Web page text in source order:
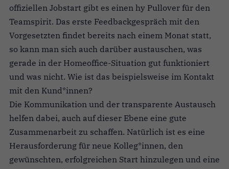
offiziellen Jobstart gibt es einen hy Pullover für den
Teamspirit. Das erste Feedbackgespräch mit den
Vorgesetzten findet bereits nach einem Monat statt,
so kann man sich auch darüber austauschen, was
gerade in der Homeoffice-Situation gut funktioniert
und was nicht. Wie ist das beispielsweise im Kontakt
mit den Kund*innen?
Die Kommunikation und der transparente Austausch
helfen dabei, auch auf dieser Ebene eine gute
Zusammenarbeit zu schaffen. Natürlich ist es eine
Herausforderung für neue Kolleg*innen, den
gewünschten, erfolgreichen Start hinzulegen und eine